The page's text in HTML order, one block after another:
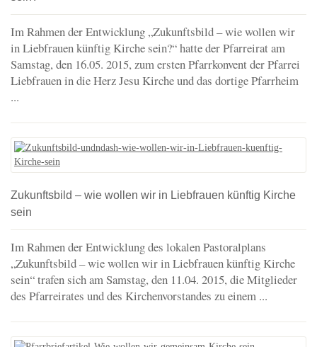
Im Rahmen der Entwicklung „Zukunftsbild – wie wollen wir
in Liebfrauen künftig Kirche sein?“ hatte der Pfarreirat am
Samstag, den 16.05. 2015, zum ersten Pfarrkonvent der Pfarrei
Liebfrauen in die Herz Jesu Kirche und das dortige Pfarrheim
...
Zukunftsbild – wie wollen wir in Liebfrauen künftig Kirche
sein
Im Rahmen der Entwicklung des lokalen Pastoralplans
„Zukunftsbild – wie wollen wir in Liebfrauen künftig Kirche
sein“ trafen sich am Samstag, den 11.04. 2015, die Mitglieder
des Pfarreirates und des Kirchenvorstandes zu einem ...